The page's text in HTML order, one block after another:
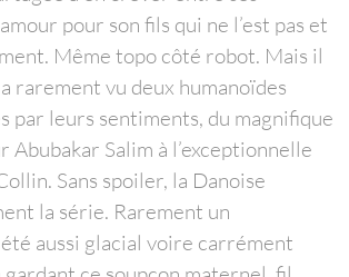
pour son fils qui ne l’est pas et
Même topo côté robot. Mais il
rarement vu deux humanoïdes
par leurs sentiments, du magnifique
Salim à l’exceptionnelle
Sans spoiler, la Danoise
la série. Rarement un
été aussi glacial voire carrément